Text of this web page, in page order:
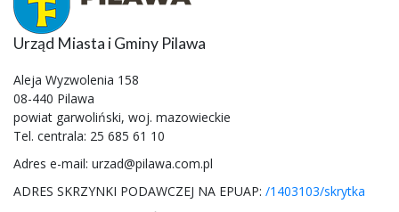
Urząd Miasta i Gminy Pilawa
Aleja Wyzwolenia 158
08-440 Pilawa
powiat garwoliński, woj. mazowieckie
Tel. centrala: 25 685 61 10
Adres e-mail: urzad@pilawa.com.pl
ADRES SKRZYNKI PODAWCZEJ NA EPUAP: /1403103/skrytka